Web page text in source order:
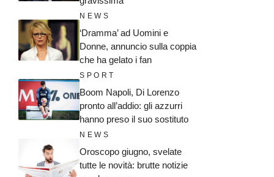
NEWS
‘Dramma’ ad Uomini e
Donne, annuncio sulla coppia
che ha gelato i fan
SPORT
Boom Napoli, Di Lorenzo
pronto all’addio: gli azzurri
hanno preso il suo sostituto
NEWS
Oroscopo giugno, svelate
tutte le novità: brutte notizie